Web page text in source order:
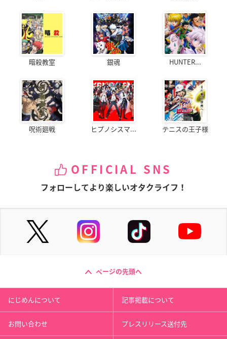
暗殺教室 銀魂 HUNTER...
呪術廻戦 ヒプノシスマ... テニスの王子様
OFFICIAL SNS
フォローしてより楽しいオタクライフ！
ページの先頭へ
にじめんについて 記事掲載について
お問い合わせ プレスリリース送付先